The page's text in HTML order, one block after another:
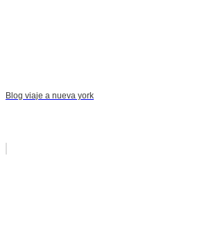
Blog viaje a nueva york